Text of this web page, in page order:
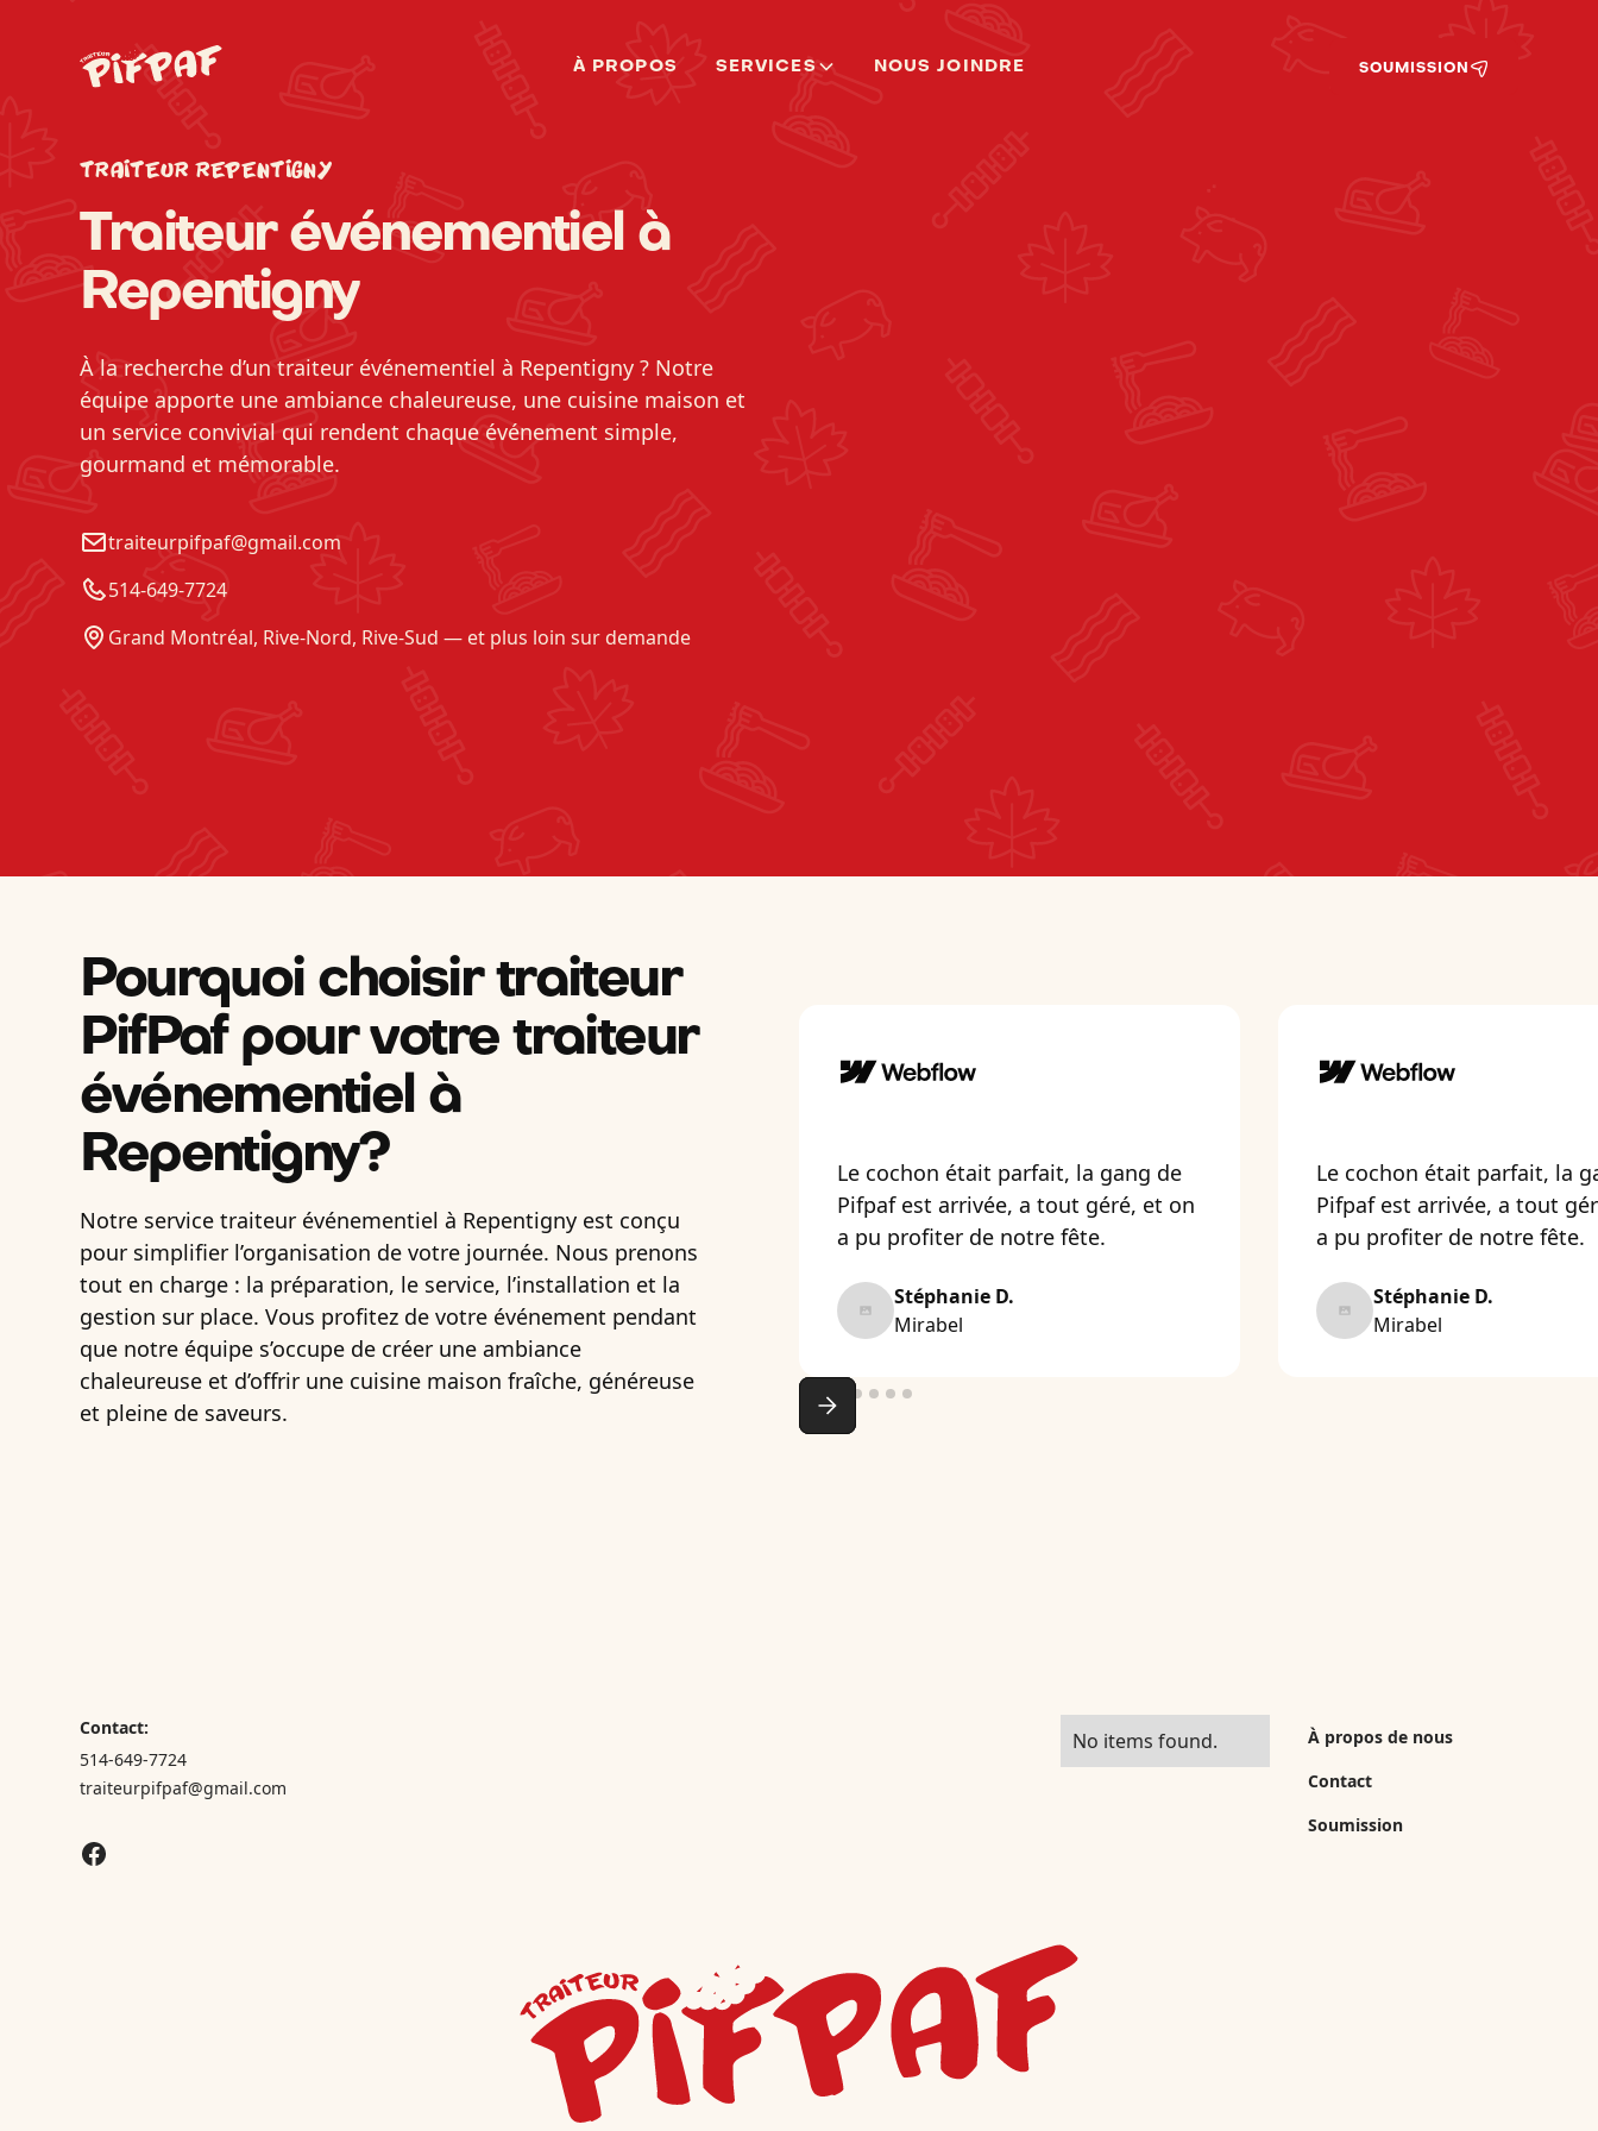
À PROPOS SERVICES NOUS JOINDRE SOUMISSION
TRAITEUR REPENTIGNY
Traiteur événementiel à
Repentigny
À la recherche d’un traiteur événementiel à Repentigny ? Notre
équipe apporte une ambiance chaleureuse, une cuisine maison et
un service convivial qui rendent chaque événement simple,
gourmand et mémorable.
traiteurpifpaf@gmail.com
514-649-7724
Grand Montréal, Rive-Nord, Rive-Sud — et plus loin sur demande
Pourquoi choisir traiteur
PifPaf pour votre traiteur
événementiel à
Repentigny?
Notre service traiteur événementiel à Repentigny est conçu
pour simplifier l’organisation de votre journée. Nous prenons
tout en charge : la préparation, le service, l’installation et la
gestion sur place. Vous profitez de votre événement pendant
que notre équipe s’occupe de créer une ambiance
chaleureuse et d’offrir une cuisine maison fraîche, généreuse
et pleine de saveurs.
Le cochon était parfait, la gang de
Pifpaf est arrivée, a tout géré, et on
a pu profiter de notre fête.
Stéphanie D.
Mirabel
Le cochon était parfait, la
Pifpaf est arrivée, a tout
a pu profiter de notre fête.
Stéphanie D.
Mirabel
Contact:
514-649-7724
traiteurpifpaf@gmail.com
No items found.
À propos de nous
Contact
Soumission